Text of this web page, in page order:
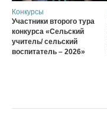
Конкурсы
Участники второго тура
конкурса «Сельский
учитель/ сельский
воспитатель – 2026»